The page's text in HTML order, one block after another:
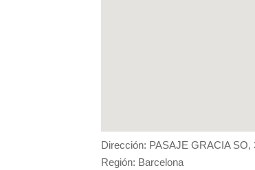
Dirección: PASAJE GRACIA SO,
Región: Barcelona